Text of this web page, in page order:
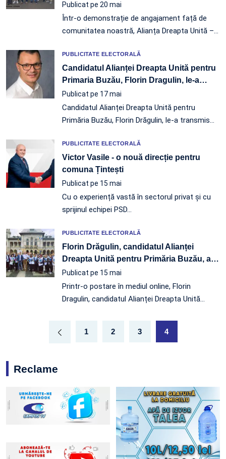
Publicat pe 20 mai
Într-o demonstrație de angajament față de
comunitatea noastră, Alianța Dreapta Unită –…
PUBLICITATE ELECTORALĂ
Candidatul Alianței Dreapta Unită pentru
Primaria Buzău, Florin Dragulin, le-a…
Publicat pe 17 mai
Candidatul Alianței Dreapta Unită pentru
Primăria Buzău, Florin Drăgulin, le-a transmis…
PUBLICITATE ELECTORALĂ
Victor Vasile - o nouă direcție pentru
comuna Țintești
Publicat pe 15 mai
Cu o experiență vastă în sectorul privat și cu
sprijinul echipei PSD…
PUBLICITATE ELECTORALĂ
Florin Drăgulin, candidatul Alianței
Dreapta Unită pentru Primăria Buzău, a…
Publicat pe 15 mai
Printr-o postare în mediul online, Florin
Dragulin, candidatul Alianței Dreapta Unită…
1 2 3 4
Reclame